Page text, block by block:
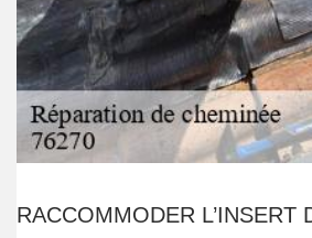
RACCOMMODER L’INSERT